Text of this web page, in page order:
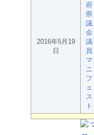
2016年5月19
日
府
県
議
会
議
員
マ
ニ
フ
ェ
ス
ト